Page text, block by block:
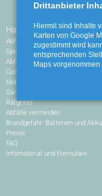
Haushalte
Abfuhrkalender
Sperrabfall
Abfallbehälter
Container
Nebenkostenrechner
Sammeln und sortieren
Ratgeber
Abfälle vermeiden
Brandgefahr: Batterien und
Preise
FAQ
Infomaterial und Formulare
Drittanbieter
Hiermit sind Inhalte
Karten von Google
zugestimmt wird
entsprechenden
Maps vorgenommen